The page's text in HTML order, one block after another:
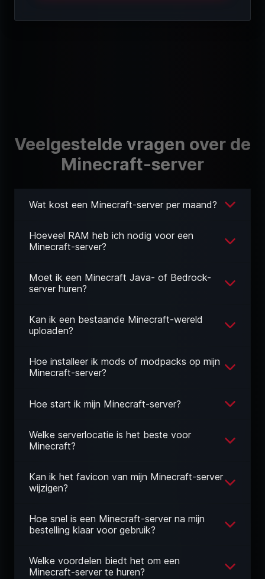
Veelgestelde vragen over de
Minecraft-server
Wat kost een Minecraft-server per maand?
Hoeveel RAM heb ich nodig voor een
Minecraft-server?
Moet ik een Minecraft Java- of Bedrock-
server huren?
Kan ik een bestaande Minecraft-wereld
uploaden?
Hoe installeer ik mods of modpacks op mijn
Minecraft-server?
Hoe start ik mijn Minecraft-server?
Welke serverlocatie is het beste voor
Minecraft?
Kan ik het favicon van mijn Minecraft-server
wijzigen?
Hoe snel is een Minecraft-server na mijn
bestelling klaar voor gebruik?
Welke voordelen biedt het om een
Minecraft-server te huren?